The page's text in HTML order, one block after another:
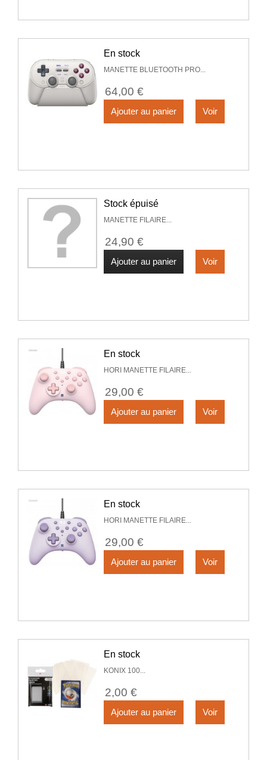
En stock
MANETTE BLUETOOTH PRO...
64,00 €
Ajouter au panier Voir
Stock épuisé
MANETTE FILAIRE...
24,90 €
Ajouter au panier Voir
En stock
HORI MANETTE FILAIRE...
29,00 €
Ajouter au panier Voir
En stock
HORI MANETTE FILAIRE...
29,00 €
Ajouter au panier Voir
En stock
KONIX 100...
2,00 €
Ajouter au panier Voir